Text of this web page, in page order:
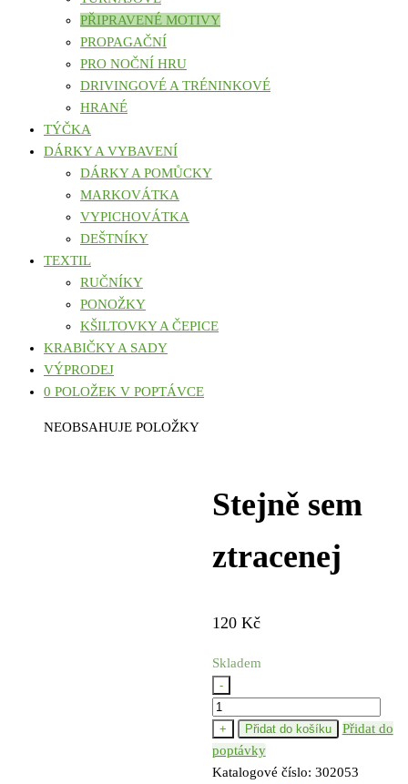
PŘIPRAVENÉ MOTIVY
PROPAGAČNÍ
PRO NOČNÍ HRU
DRIVINGOVÉ A TRÉNINKOVÉ
HRANÉ
TÝČKA
DÁRKY A VYBAVENÍ
DÁRKY A POMŮCKY
MARKOVÁTKA
VYPICHOVÁTKA
DEŠTNÍKY
TEXTIL
RUČNÍKY
PONOŽKY
KŠILTOVKY A ČEPICE
KRABIČKY A SADY
VÝPRODEJ
0 POLOŽEK V POPTÁVCE
NEOBSAHUJE POLOŽKY
Stejně sem
ztracenej
120 Kč
Skladem
-
Stejně
sem
ztracenej
množství
+ Přidat do košíku
Přidat do
poptávky
Katalogové číslo: 302053